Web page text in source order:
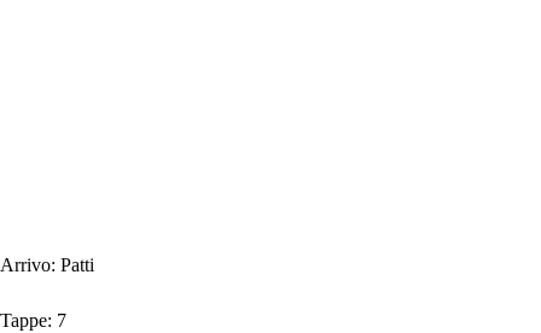
Arrivo: Patti
Tappe: 7